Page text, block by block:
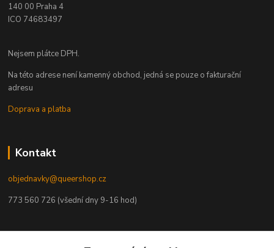
140 00 Praha 4
ICO 74683497
Nejsem plátce DPH.
Na této adrese není kamenný obchod, jedná se pouze o fakturační
adresu
Doprava a platba
Kontakt
objednavky@queershop.cz
773 560 726 (všední dny 9-16 hod)